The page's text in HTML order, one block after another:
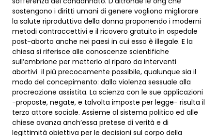
sostengono i diritti umani di genere vogliono migliorare
la salute riproduttiva della donna proponendo i moderni
metodi contraccettivi e il ricovero gratuito in ospedale
post-aborto anche nei paesi in cui esso è illegale. E la
chiesa si riferisce alle conoscenze scientifiche
sull’embrione per metterlo al riparo da interventi
abortivi il più precocemente possibile, qualunque sia il
modo del concepimento: dalla violenza sessuale alla
procreazione assistita. La scienza con le sue applicazioni
-proposte, negate, e talvolta imposte per legge- risulta il
terzo attore sociale. Assieme al sistema politico ed alle
chiese avanza anch’essa pretese di verità e di
legittimità obiettiva per le decisioni sul corpo della